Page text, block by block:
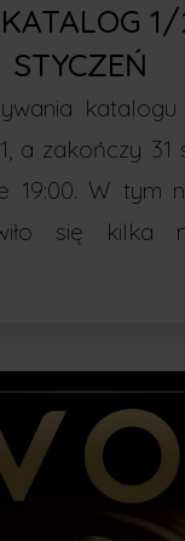
STYCZEŃ
katalogu
a zakończy 31
19:00. W tym
się kilka